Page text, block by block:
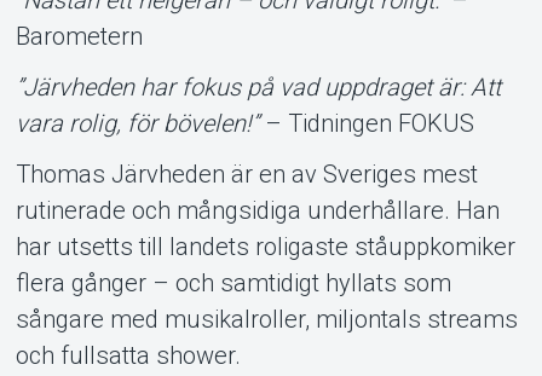
Barometern
”Järvheden har fokus på vad uppdraget är: Att
vara rolig, för bövelen!”– Tidningen FOKUS
Thomas Järvheden är en av Sveriges mest
rutinerade och mångsidiga underhållare. Han
har utsetts till landets roligaste ståuppkomiker
flera gånger – och samtidigt hyllats som
sångare med musikalroller, miljontals streams
och fullsatta shower.